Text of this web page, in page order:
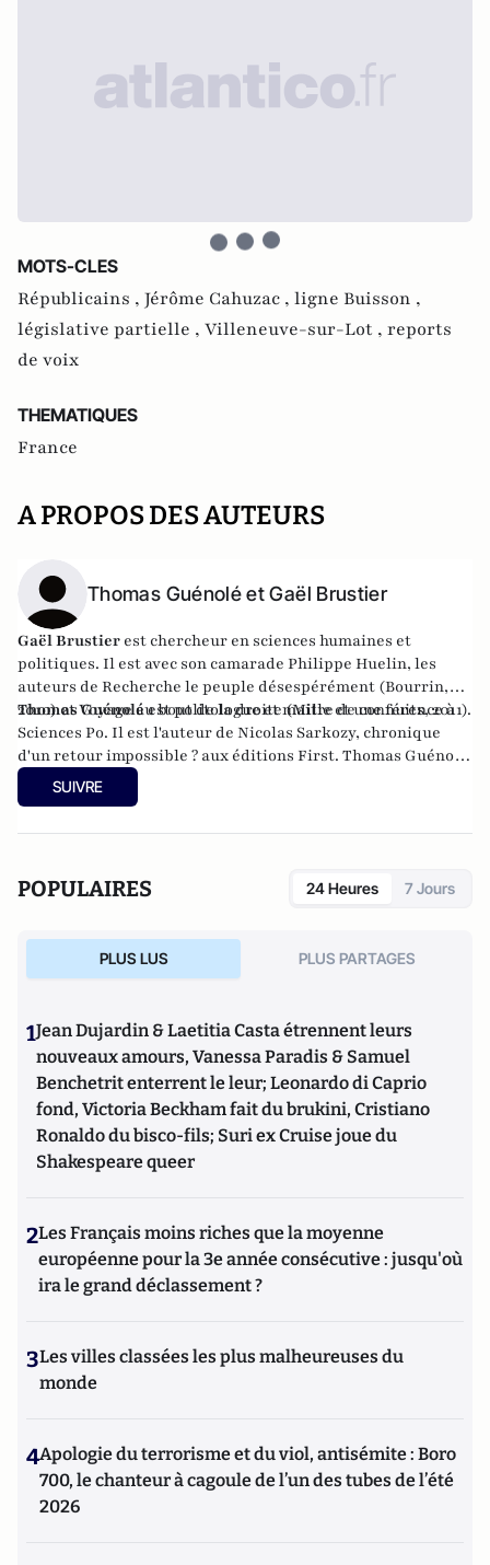
MOTS-CLES
Républicains , Jérôme Cahuzac , ligne Buisson ,
législative partielle , Villeneuve-sur-Lot , reports
de voix
THEMATIQUES
France
A PROPOS DES AUTEURS
Thomas Guénolé et Gaël Brustier
Gaël Brustier est chercheur en sciences humaines et
politiques. Il est avec son camarade Philippe Huelin, les
auteurs de Recherche le peuple désespérément (Bourrin,
2010) et Voyage au bout de la droite (Mille et une nuits, 2011).
Thomas Guénoléest politologue et maitre de conférence à
Sciences Po. Il est l'auteur de Nicolas Sarkozy, chronique
d'un retour impossible ? aux éditions First. Thomas Guénolé
est politologue et maître de conférence à Sciences Po. Il
publie "Nicolas Sarkozy, chronique d'un retour impossible ?"
SUIVRE
POPULAIRES 24 Heures 7 Jours
PLUS LUS PLUS PARTAGES
1Jean Dujardin & Laetitia Casta étrennent leurs
nouveaux amours, Vanessa Paradis & Samuel
Benchetrit enterrent le leur; Leonardo di Caprio
fond, Victoria Beckham fait du brukini, Cristiano
Ronaldo du bisco-fils; Suri ex Cruise joue du
Shakespeare queer
2Les Français moins riches que la moyenne
européenne pour la 3e année consécutive : jusqu'où
ira le grand déclassement ?
3Les villes classées les plus malheureuses du
monde
4Apologie du terrorisme et du viol, antisémite : Boro
700, le chanteur à cagoule de l’un des tubes de l’été
2026